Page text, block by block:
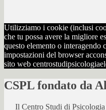
Utilizziamo i cookie (inclusi
che tu possa avere la migliore
questo elemento o interagendo
impostazioni del browser
sito web
CSPL fondato da
Il Centro Studi di